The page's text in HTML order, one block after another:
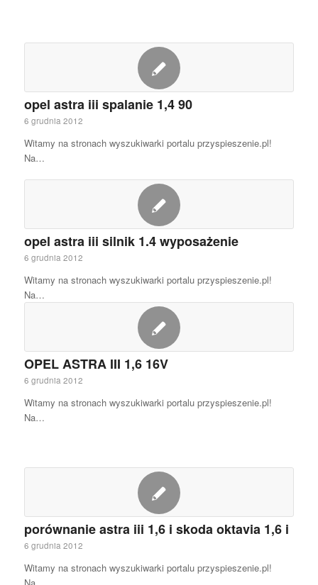
opel astra iii spalanie 1,4 90
6 grudnia 2012
Witamy na stronach wyszukiwarki portalu przyspieszenie.pl!
Na…
opel astra iii silnik 1.4 wyposażenie
6 grudnia 2012
Witamy na stronach wyszukiwarki portalu przyspieszenie.pl!
Na…
OPEL ASTRA III 1,6 16V
6 grudnia 2012
Witamy na stronach wyszukiwarki portalu przyspieszenie.pl!
Na…
porównanie astra iii 1,6 i skoda oktavia 1,6 i
6 grudnia 2012
Witamy na stronach wyszukiwarki portalu przyspieszenie.pl!